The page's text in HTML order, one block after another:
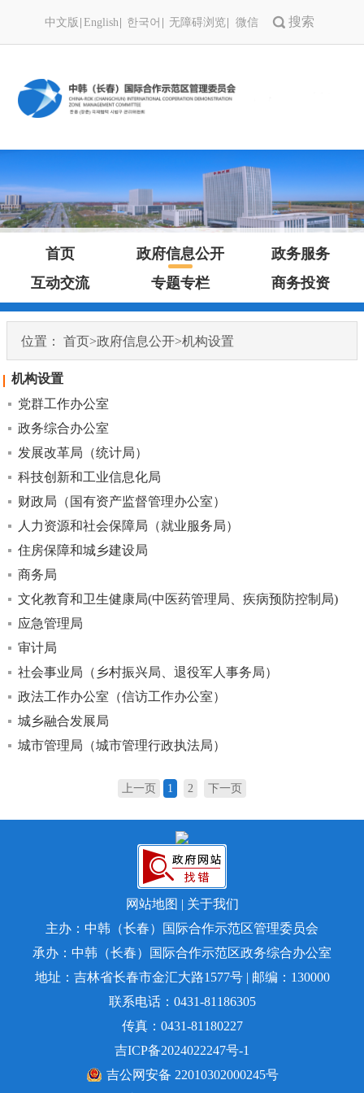
中文版 English 한국어 无障碍浏览 微信
首页 政府信息公开
政务服务
互动交流
专题专栏 商务投资
位置：首页>政府信息公开>机构设置
机构设置
党群工作办公室
政务综合办公室
发展改革局（统计局）
科技创新和工业信息化局
财政局（国有资产监督管理办公室）
人力资源和社会保障局（就业服务局）
住房保障和城乡建设局
商务局
文化教育和卫生健康局(中医药管理局、疾病预防控制局)
应急管理局
审计局
社会事业局（乡村振兴局、退役军人事务局）
政法工作办公室（信访工作办公室）
城乡融合发展局
城市管理局（城市管理行政执法局）
上一页 1 2 下一页
网站地图
关于我们
主办：中韩（长春）国际合作示范区管理委员会
承办：中韩（长春）国际合作示范区政务综合办公室
地址：吉林省长春市金汇大路1577号 | 邮编：130000
联系电话：0431-81186305
传真：0431-81180227
吉ICP备2024022247号-1
吉公网安备 22010302000245号